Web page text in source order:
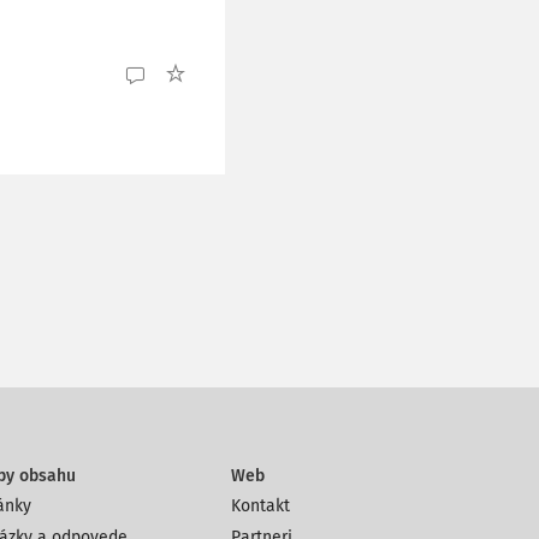
obsahu
Web
Kontakt